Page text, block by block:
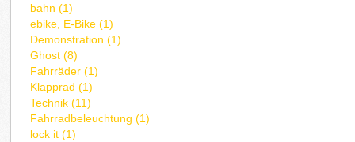
bahn (1)
ebike, E-Bike (1)
Demonstration (1)
Ghost (8)
Fahrräder (1)
Klapprad (1)
Technik (11)
Fahrradbeleuchtung (1)
lock it (1)